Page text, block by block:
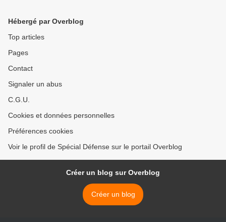
Hébergé par Overblog
Top articles
Pages
Contact
Signaler un abus
C.G.U.
Cookies et données personnelles
Préférences cookies
Voir le profil de Spécial Défense sur le portail Overblog
Créer un blog sur Overblog
Créer un blog